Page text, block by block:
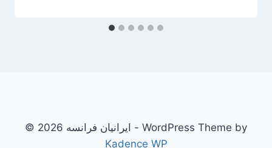
© 2026 ایرانیان فرانسه - WordPress Theme by
Kadence WP